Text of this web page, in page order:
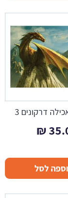
דרקונים 3
₪
לסל